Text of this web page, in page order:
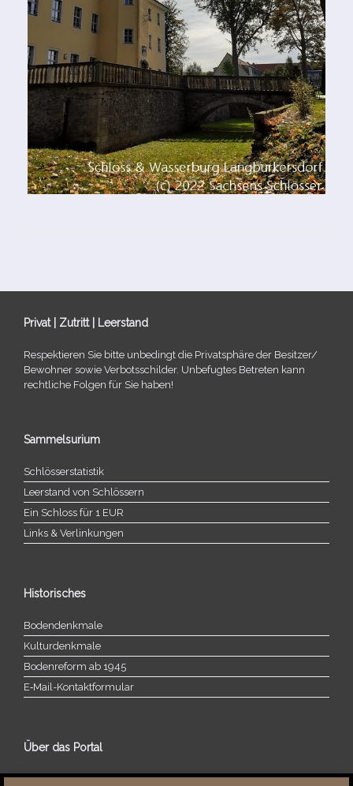
Privat | Zutritt | Leerstand
Respektieren Sie bitte unbe­dingt die Privatsphäre der Besitzer/​
Bewohner sowie Verbotsschilder. Unbefugtes Betreten kann
recht­li­che Folgen für Sie haben!
Sammelsurium
Schlösserstatistik
Leerstand von Schlössern
Ein Schloss für 1 EUR
Links & Verlinkungen
Historisches
Bodendenkmale
Kulturdenkmale
Bodenreform ab 1945
E‑Mail-​​Kontaktformular
Über das Portal
Über dieses Portal